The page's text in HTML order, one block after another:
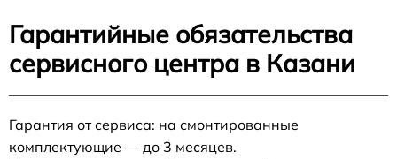
Гарантийные обязательства
сервисного центра в Казани
Гарантия от сервиса: на смонтированные
комплектующие — до 3 месяцев.